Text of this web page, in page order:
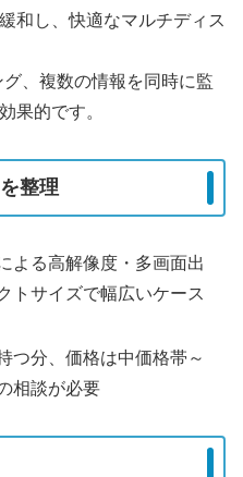
和し、快適なマルチディス
、複数の情報を同時に監
果的です。
整理
よる高解像度・多画面出
トサイズで幅広いケース
つ分、価格は中価格帯～
相談が必要